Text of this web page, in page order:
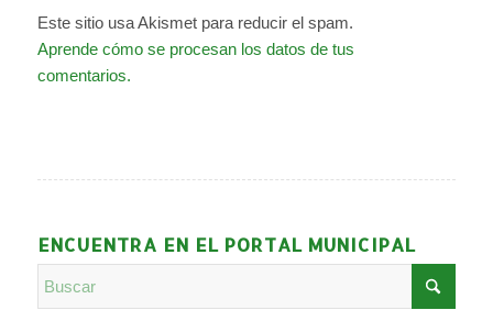
Este sitio usa Akismet para reducir el spam.
Aprende cómo se procesan los datos de tus
comentarios.
ENCUENTRA EN EL PORTAL MUNICIPAL